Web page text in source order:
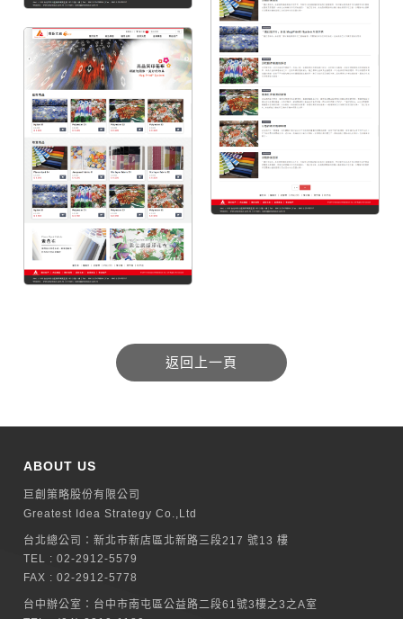
ABOUT US
巨創策略股份有限公司
Greatest Idea Strategy Co.,Ltd
台北總公司：新北巿新店區北新路三段217 號13 樓
TEL :02-2912-5579
FAX : 02-2912-5778
台中辦公室： 台中市南屯區公益路二段61號3樓之3之A室